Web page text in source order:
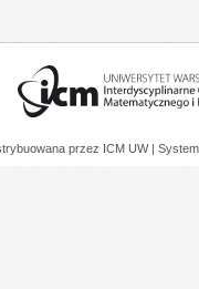
przez ICM UW |